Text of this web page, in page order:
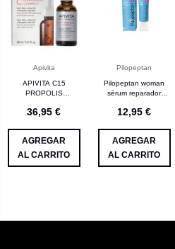
Apivita
APIVITA C15
PROPOLIS
ANTIOXIDANTE
36,95 €
AGREGAR
AL CARRITO
Pilopeptan
Pilopeptan woman
sérum reparador
12,95 €
AGREGAR
AL CARRITO